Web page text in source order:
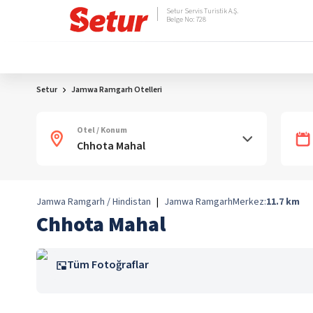
Setur Servis Turistik A.Ş.
Belge No: 728
Setur Jamwa Ramgarh Otelleri
Otel / Konum
Jamwa Ramgarh / Hindistan | Jamwa RamgarhMerkez:11.7 km
Chhota Mahal
Tüm Fotoğraflar